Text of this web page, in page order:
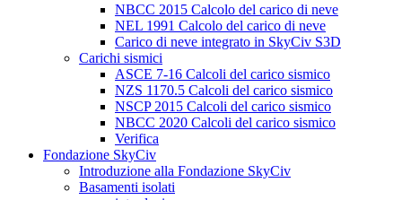
NBCC 2015 Calcolo del carico di neve
NEL 1991 Calcolo del carico di neve
Carico di neve integrato in SkyCiv S3D
Carichi sismici
ASCE 7-16 Calcoli del carico sismico
NZS 1170.5 Calcoli del carico sismico
NSCP 2015 Calcoli del carico sismico
NBCC 2020 Calcoli del carico sismico
Verifica
Fondazione SkyCiv
Introduzione alla Fondazione SkyCiv
Basamenti isolati